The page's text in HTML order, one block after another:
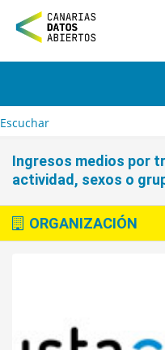
n
t
o
Escuchar
Ingresos medios por
actividad, sexos o
ORGANIZACIÓN